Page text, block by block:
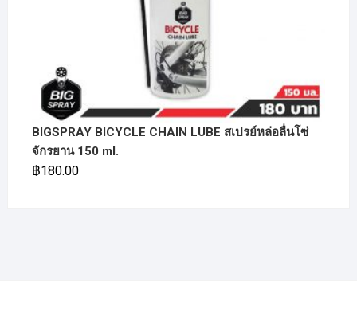
BIGSPRAY BICYCLE CHAIN LUBE สเปรย์หล่อลื่นโซ่
จักรยาน 150 ml.
฿180.00